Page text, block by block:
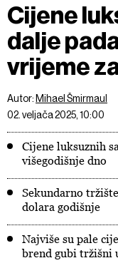
Cijene
dalje
vrijeme
Autor: Mihael Šmirmaul
02. veljača 2025, 10:00
Cijene luksuznih
višegodišnje dno
Sekundarno
dolara godišnje
Najviše su pale
brend gubi tržišni